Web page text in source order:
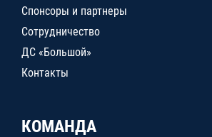
Спонсоры и партнеры
Сотрудничество
ДС «Большой»
Контакты
КОМАНДА